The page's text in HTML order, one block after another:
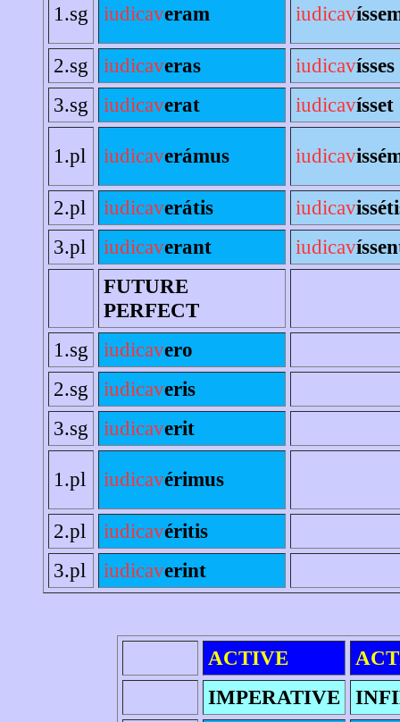
1.sg iudicaveram iudicav
2.sg iudicaveras iudicavísses
3.sg
iudicaverat iudicavísset
1.pl iudicaverámus iudicav
2.pl iudicaverátis iudicav
3.pl
iudicaverant iudicav
FUTURE
PERFECT
1.sg
iudicavero
2.sg
iudicaveris
3.sg
iudicaverit
1.pl iudicavérimus
2.pl iudicavéritis
3.pl
iudicaverint
ACTIVE
IMPERATIVE